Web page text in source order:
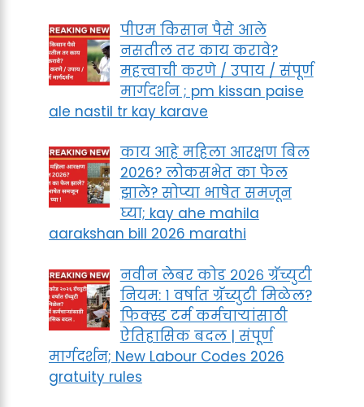
पीएम किसान पैसे आले
नसतील तर काय करावे?
महत्त्वाची करणे / उपाय / संपूर्ण
मार्गदर्शन ; pm kissan paise
ale nastil tr kay karave
काय आहे महिला आरक्षण बिल
2026? लोकसभेत का फेल
झाले? सोप्या भाषेत समजून
घ्या; kay ahe mahila
aarakshan bill 2026 marathi
नवीन लेबर कोड २०२६ ग्रॅच्युटी
नियम: १ वर्षात ग्रॅच्युटी मिळेल?
फिक्स्ड टर्म कर्मचाऱ्यांसाठी
ऐतिहासिक बदल | संपूर्ण
मार्गदर्शन; New Labour Codes 2026
gratuity rules